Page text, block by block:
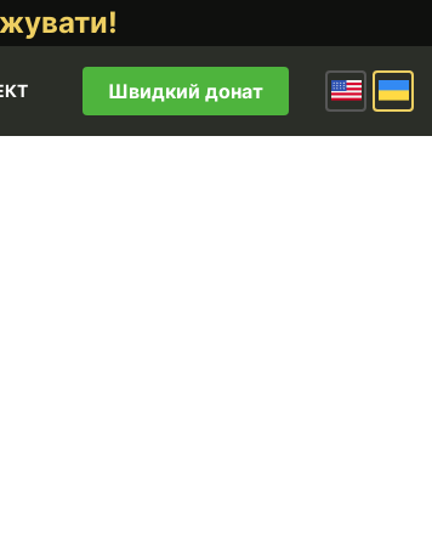
Швидкий донат